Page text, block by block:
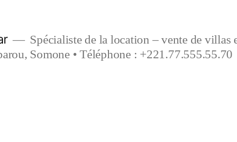
Spécialiste de la location – vente de villas
Somone • Téléphone : +221.77.555.55.70